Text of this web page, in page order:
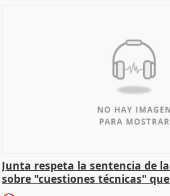
Junta respeta la sentencia de
sobre "cuestiones técnicas"
const